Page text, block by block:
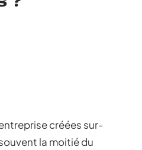
créées sur-
la moitié du